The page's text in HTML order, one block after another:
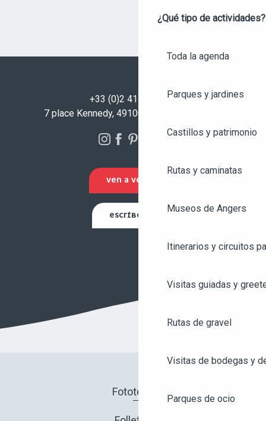
¿Qué tipo de actividades?
Toda la agenda
Parques y jardines
Castillos y patrimonio
Rutas y caminatas
Museos de Angers
Itinerarios y circuitos
Visitas guiadas y
Rutas de gravel
Visitas de bodegas y
Parques de ocio
+33 (0)2 41 23 50 00
7 place Kennedy, 49100 Angers - FRANCIA
VEN A VERNOS
ESCRÍBENOS
Fototeca